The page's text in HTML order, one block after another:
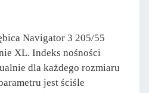
Navigator 3 205/55
XL. Indeks nośności
dla każdego rozmiaru
jest ściśle